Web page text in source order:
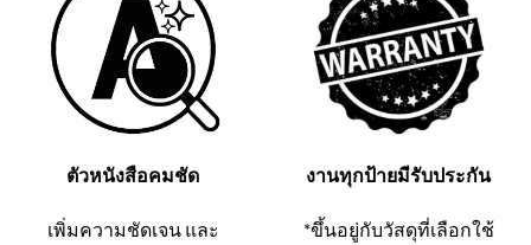
ตัวหนังสือคมชัด
เพิ่มความชัดเจน และ
งานทุกป้ายมีรับประกัน
*ขึ้นอยู่กับวัสดุที่เลือกใช้